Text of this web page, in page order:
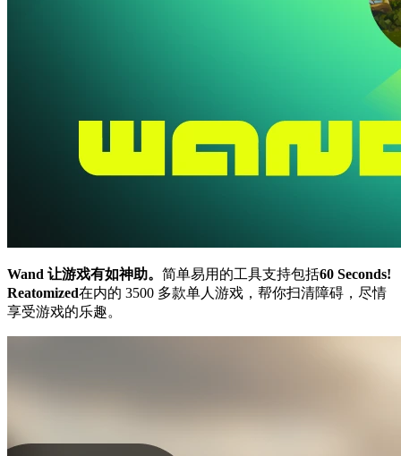
Wand 让游戏有如神助。 简单易用的工具支持包括60 Seconds!
Reatomized在内的 3500 多款单人游戏，帮你扫清障碍，尽情
享受游戏的乐趣。